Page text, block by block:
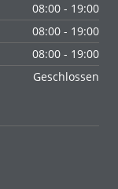
08:00 - 19:00
08:00 - 19:00
08:00 - 19:00
Geschlossen